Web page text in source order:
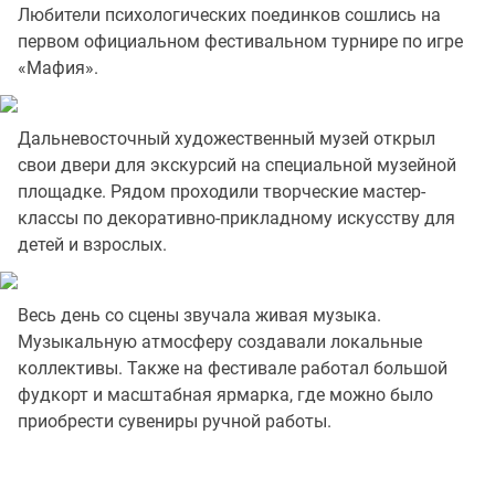
Любители психологических поединков сошлись на
первом официальном фестивальном турнире по игре
«Мафия».
Дальневосточный художественный музей открыл
свои двери для экскурсий на специальной музейной
площадке. Рядом проходили творческие мастер-
классы по декоративно-прикладному искусству для
детей и взрослых.
Весь день со сцены звучала живая музыка.
Музыкальную атмосферу создавали локальные
коллективы. Также на фестивале работал большой
фудкорт и масштабная ярмарка, где можно было
приобрести сувениры ручной работы.